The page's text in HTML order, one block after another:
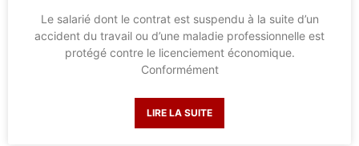
Le salarié dont le contrat est suspendu à la suite d’un
accident du travail ou d’une maladie professionnelle est
protégé contre le licenciement économique.
Conformément
LIRE LA SUITE